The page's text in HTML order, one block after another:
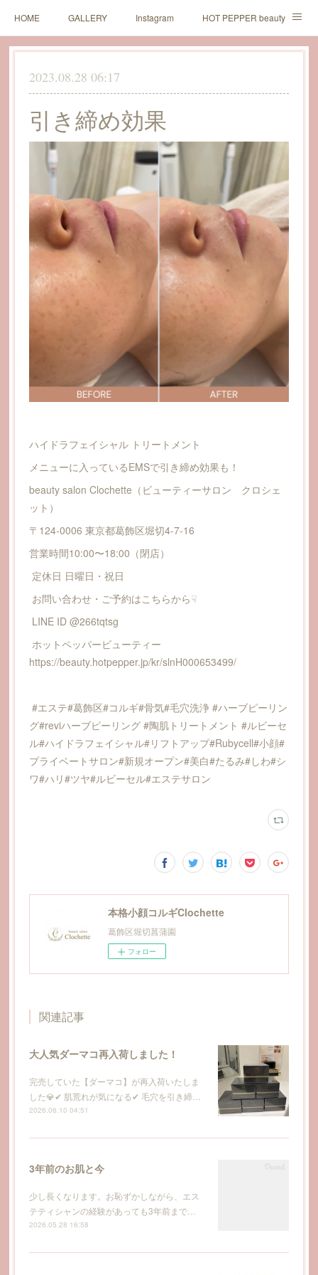
HOME GALLERY Instagram HOT PEPPER beauty
LINE予約
2023.08.28 06:17
引き締め効果
ハイドラフェイシャル トリートメント
メニューに入っているEMSで引き締め効果も！
beauty salon Clochette（ビューティーサロン クロシェ
ット）
〒124-0006 東京都葛飾区堀切4-7-16
営業時間10:00〜18:00（閉店）
定休日 日曜日・祝日
お問い合わせ・ご予約はこちらから☟
LINE ID @266tqtsg
ホットペッパービューティー
https://beauty.hotpepper.jp/kr/slnH000653499/
#エステ#葛飾区#コルギ#骨気#毛穴洗浄 #ハーブピーリン
グ#reviハーブピーリング #陶肌トリートメント #ルビーセ
ル#ハイドラフェイシャル#リフトアップ#Rubycell#小顔#
プライベートサロン#新規オープン#美白#たるみ#しわ#シ
ワ#ハリ#ツヤ#ルビーセル#エステサロン
本格小顔コルギClochette
葛飾区堀切菖蒲園
フォロー
関連記事
大人気ダーマコ再入荷しました！
完売していた【ダーマコ】が再入荷いたしま
した💎✔ 肌荒れが気になる✔ 毛穴を引き締…
2026.06.10 04:51
3年前のお肌と今
少し長くなります。お恥ずかしながら、エス
テティシャンの経験があっても3年前まで…
2026.05.28 16:58